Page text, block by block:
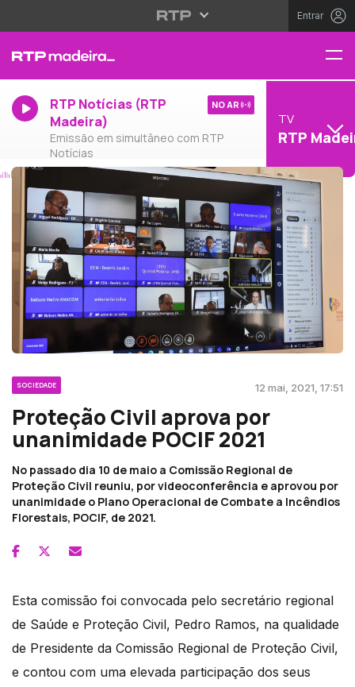
Entrar
RTP Notícias (RTP
Madeira)
Emissão em simultâneo com RTP
Notícias
NO AR
TV
RTP
SOCIEDADE 12 mai, 2021, 17:51
Proteção Civil aprova por
unanimidade POCIF 2021
No passado dia 10 de maio a Comissão Regional de
Proteção Civil reuniu, por videoconferência e aprovou por
unanimidade o Plano Operacional de Combate a Incêndios
Florestais, POCIF, de 2021.
Esta comissão foi convocada pelo secretário regional
de Saúde e Proteção Civil, Pedro Ramos, na qualidade
de Presidente da Comissão Regional de Proteção Civil,
e contou com uma elevada participação dos seus